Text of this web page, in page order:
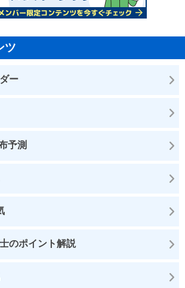
ツ
ー
予測
のポイント解説